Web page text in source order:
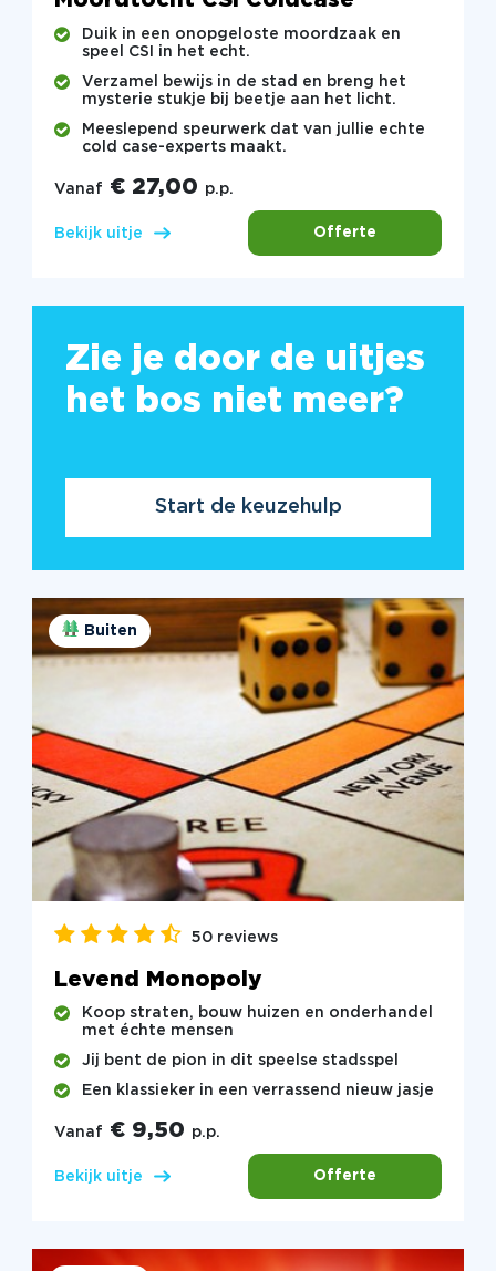
Duik in een onopgeloste moordzaak en
speel CSI in het echt.
Verzamel bewijs in de stad en breng het
mysterie stukje bij beetje aan het licht.
Meeslepend speurwerk dat van jullie echte
cold case-experts maakt.
Vanaf € 27,00 p.p.
Bekijk uitje Offerte
Zie je door de uitjes
het bos niet meer?
Start de keuzehulp
Buiten
50 reviews
Levend Monopoly
Koop straten, bouw huizen en onderhandel
met échte mensen
Jij bent de pion in dit speelse stadsspel
Een klassieker in een verrassend nieuw jasje
Vanaf € 9,50 p.p.
Bekijk uitje Offerte